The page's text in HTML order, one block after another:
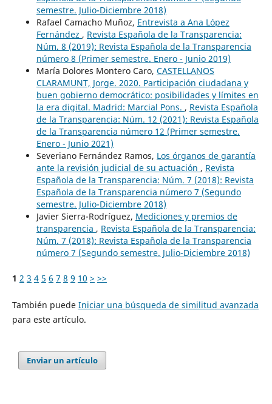
semestre. Julio-Diciembre 2018)
Rafael Camacho Muñoz, Entrevista a Ana López
Fernández , Revista Española de la Transparencia:
Núm. 8 (2019): Revista Española de la Transparencia
número 8 (Primer semestre. Enero - Junio 2019)
María Dolores Montero Caro, CASTELLANOS
CLARAMUNT, Jorge. 2020. Participación ciudadana y
buen gobierno democrático: posibilidades y límites en
la era digital. Madrid: Marcial Pons. , Revista Española
de la Transparencia: Núm. 12 (2021): Revista Española
de la Transparencia número 12 (Primer semestre.
Enero - Junio 2021)
Severiano Fernández Ramos, Los órganos de garantía
ante la revisión judicial de su actuación , Revista
Española de la Transparencia: Núm. 7 (2018): Revista
Española de la Transparencia número 7 (Segundo
semestre. Julio-Diciembre 2018)
Javier Sierra-Rodríguez, Mediciones y premios de
transparencia , Revista Española de la Transparencia:
Núm. 7 (2018): Revista Española de la Transparencia
número 7 (Segundo semestre. Julio-Diciembre 2018)
1 2 3 4 5 6 7 8 9 10 > >>
También puede Iniciar una búsqueda de similitud avanzada
para este artículo.
Enviar un artículo